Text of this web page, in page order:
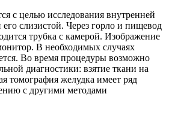
с целью исследования внутренней
слизистой. Через горло и пищевод
трубка с камерой. Изображение
В необходимых случаях
Во время процедуры возможно
диагностики: взятие ткани на
томография желудка имеет ряд
с другими методами